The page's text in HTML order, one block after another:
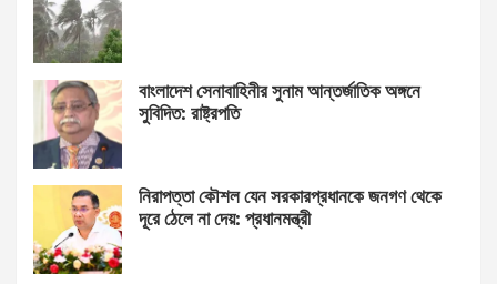
বাংলাদেশ সেনাবাহিনীর সুনাম আন্তর্জাতিক অঙ্গনে
সুবিদিত: রাষ্ট্রপতি
নিরাপত্তা কৌশল যেন সরকারপ্রধানকে জনগণ থেকে
দূরে ঠেলে না দেয়: প্রধানমন্ত্রী